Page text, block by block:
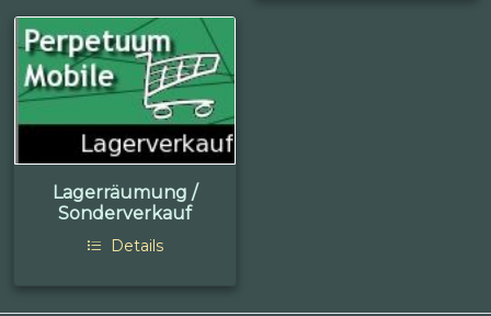
Lagerräumung /
Sonderverkauf
Details